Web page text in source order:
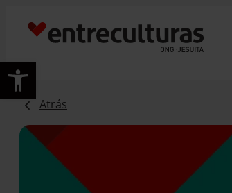
Abrir barra de herramientas
Atrás